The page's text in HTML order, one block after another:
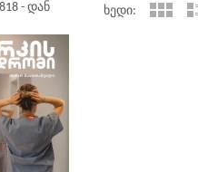
- დან ხედი: